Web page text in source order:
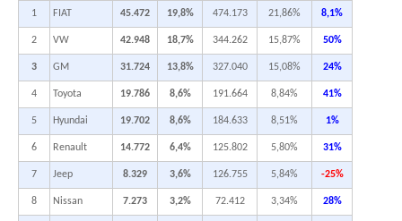
1 FIAT 45.472 19,8% 474.173 21,86% 8,1%
2 VW 42.948 18,7% 344.262 15,87% 50%
3 GM 31.724 13,8% 327.040 15,08% 24%
4 Toyota 19.786 8,6% 191.664 8,84% 41%
5 Hyundai 19.702 8,6% 184.633 8,51% 1%
6 Renault 14.772 6,4% 125.802 5,80% 31%
7 Jeep 8.329 3,6% 126.755 5,84% -25%
8 Nissan 7.273 3,2% 72.412 3,34% 28%